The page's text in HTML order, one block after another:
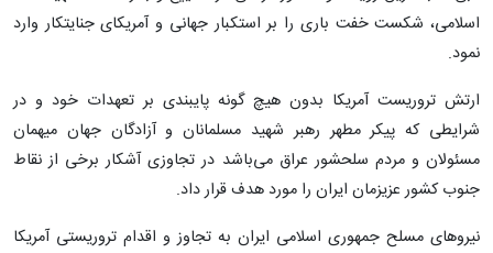
اسلامی، شکست خفت باری را بر استکبار جهانی و آمریکای جنایتکار وارد
نمود.
ارتش تروریست آمریکا بدون هیچ گونه پایبندی بر تعهدات خود و در
شرایطی که پیکر مطهر رهبر شهید مسلمانان و آزادگان جهان میهمان
مسئولان و مردم سلحشور عراق می‌باشد در تجاوزی آشکار برخی از نقاط
جنوب کشور عزیزمان ایران را مورد هدف قرار داد.
نیروهای مسلح جمهوری اسلامی ایران به تجاوز و اقدام تروریستی آمریکا